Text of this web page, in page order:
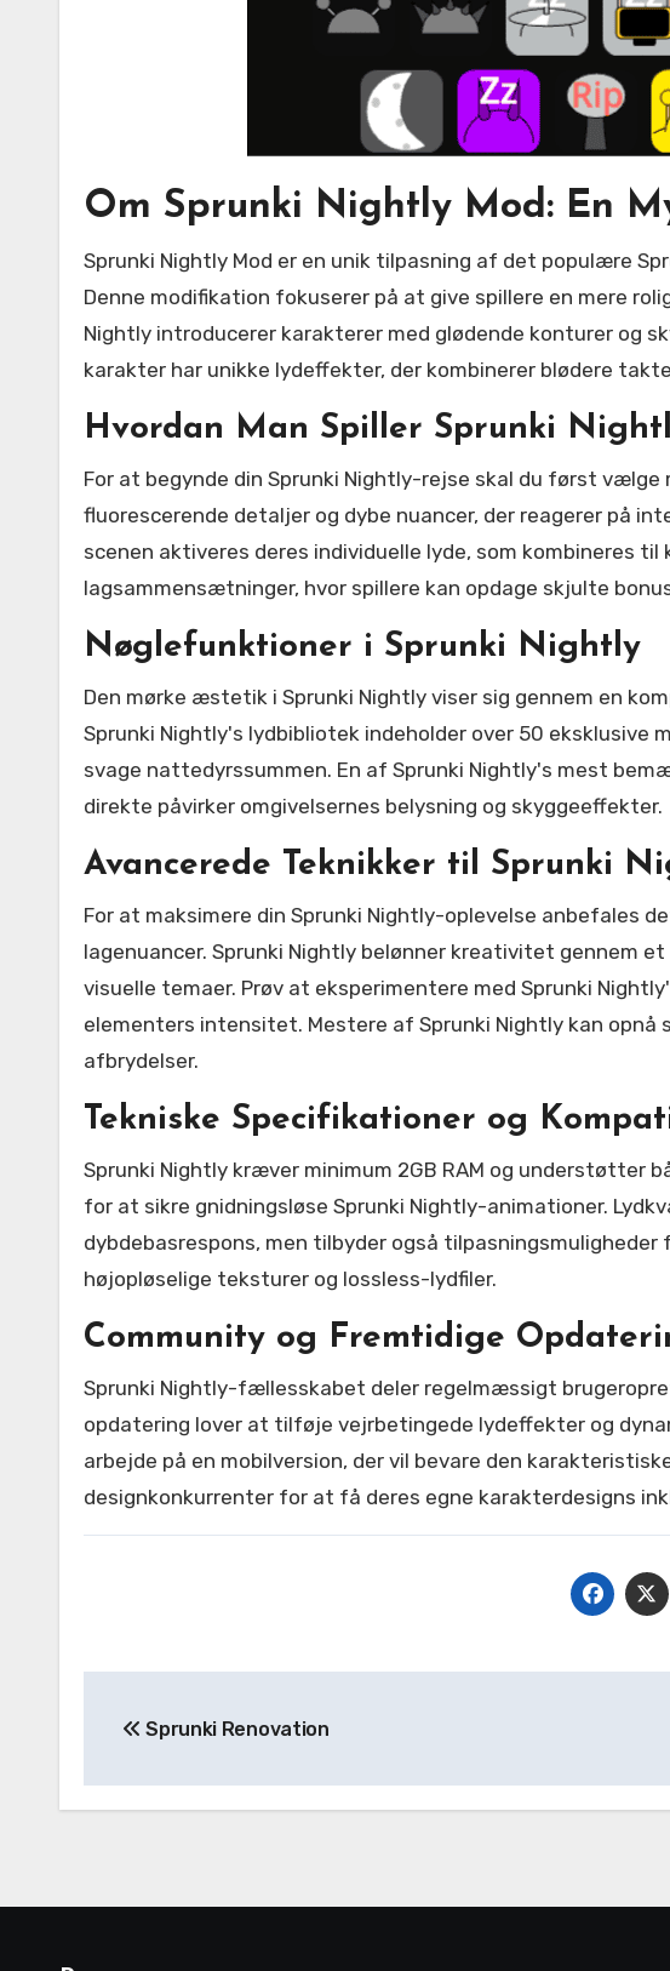
Om Sprunki Nightly Mod: En
Sprunki Nightly Mod er en unik tilpasning af det populære Sprunki-univers, der transformerer den legende verden til en mystisk månebelyst eventyr.
Denne modifikation fokuserer på at give spillere en mere
Nightly introducerer karakterer med glødende konturer og
karakter har unikke lydeffekter, der kombinerer blødere
Hvordan Man Spiller Sprunki
For at begynde din Sprunki Nightly-rejse skal du først
fluorescerende detaljer og dybe nuancer, der reagerer på
scenen aktiveres deres individuelle lyde, som kombineres
lagsammensætninger, hvor spillere kan opdage skjulte
Nøglefunktioner i Sprunki Nightly
Den mørke æstetik i Sprunki Nightly viser sig gennem en
Sprunki Nightly's lydbibliotek indeholder over 50
svage nattedyrssummen. En af Sprunki Nightly's mest
direkte påvirker omgivelsernes belysning og skyggeeffekter.
Avancerede Teknikker til Sprunki
For at maksimere din Sprunki Nightly-oplevelse anbefales
lagenuancer. Sprunki Nightly belønner kreativitet gennem
visuelle temaer. Prøv at eksperimentere med Sprunki
elementers intensitet. Mestere af Sprunki Nightly kan
afbrydelser.
Tekniske Specifikationer og
Sprunki Nightly kræver minimum 2GB RAM og understøtter
for at sikre gnidningsløse Sprunki Nightly-animationer.
dybdebasrespons, men tilbyder også
højopløselige teksturer og lossless-lydfiler.
Community og Fremtidige
Sprunki Nightly-fællesskabet deler regelmæssigt
opdatering lover at tilføje vejrbetingede lydeffekter og
arbejde på en mobilversion, der vil bevare den
designkonkurrenter for at få deres egne karakterdesigns
navigation
Sprunki Renovation